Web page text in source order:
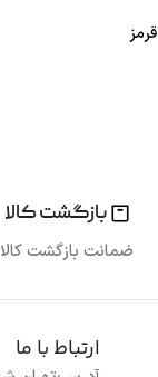
قرمز
بازگشت کالا
ضمانت بازگشت کالا 7 روزه
ارتباط با ما